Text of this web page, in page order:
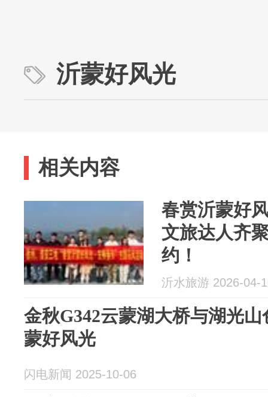
沂蒙好风光
相关内容
春赏沂蒙好
文旅达人齐
约！
沂水旅游 2026-04-
金秋G342云蒙湖大桥与湖光
蒙好风光
闪电新闻 2025-10-06